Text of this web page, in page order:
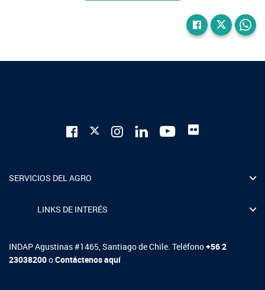
SERVICIOS DEL AGRO
LINKS DE INTERÉS
INDAP Agustinas #1465, Santiago de Chile. Teléfono+56 2
23038200oContáctenos aquí